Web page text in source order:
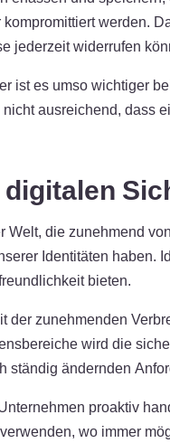
werden.
jederzeit widerrufen
es umso wichtiger
ausreichend, dass
die zunehmend
Identitäten
bieten.
zunehmenden
wird die
ändernden
proaktiv
wo immer